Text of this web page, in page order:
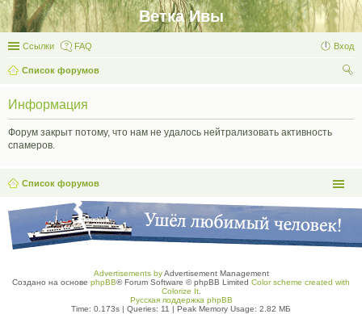
Ветка Ивы
Ссылки FAQ Вход
Список форумов
Информация
Форум закрыт потому, что нам не удалось нейтрализовать активность
спамеров.
Список форумов
Advertisements byAdvertisement Management
Создано на основе phpBB® Forum Software © phpBB Limited Color scheme created with
Colorize It.
Русская поддержка phpBB
Time: 0.173s | Queries: 11 | Peak Memory Usage: 2.82 МБ